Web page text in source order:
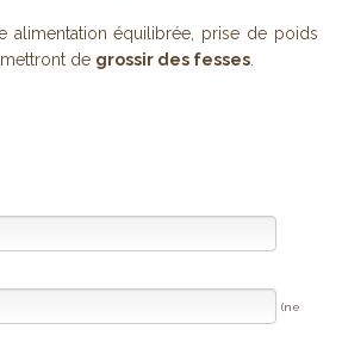
alimentation équilibrée, prise de poids
de grossir des fesses
(ne